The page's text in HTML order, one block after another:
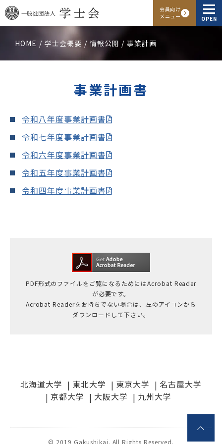
会員向け
メニュー
OPEN
学士会概要
アクセス よくある質問
HOME 学士会概要 情報公開 事業計画
事業計画書
令和八年度事業計画書
令和七年度事業計画書
令和六年度事業計画書
令和五年度事業計画書
令和四年度事業計画書
PDF形式のファイルをご覧になるためにはAcrobat Reader
が必要です。
Acrobat Readerをお持ちでない場合は、左のアイコンから
ダウンロードして下さい。
北海道大学 東北大学 東京大学
名古屋大学
京都大学
大阪大学 九州大学
© 2019 Gakushikai. All Rights Reserved.